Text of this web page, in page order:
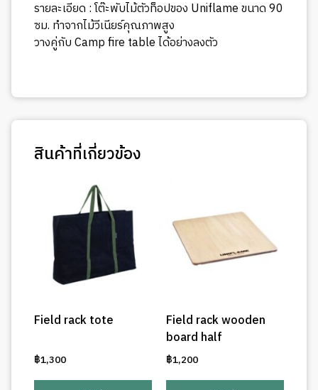
รายละเอียด : โต๊ะพับไม้ตัวท็อปของ Uniflame ขนาด 90
ซม. ทำจากไม้วีเนียร์คุณภาพสูง
วางคู่กับ Camp fire table ได้อย่างลงตัว
สินค้าที่เกี่ยวข้อง
Field rack tote
฿1,300
Field rack wooden
board half
฿1,200